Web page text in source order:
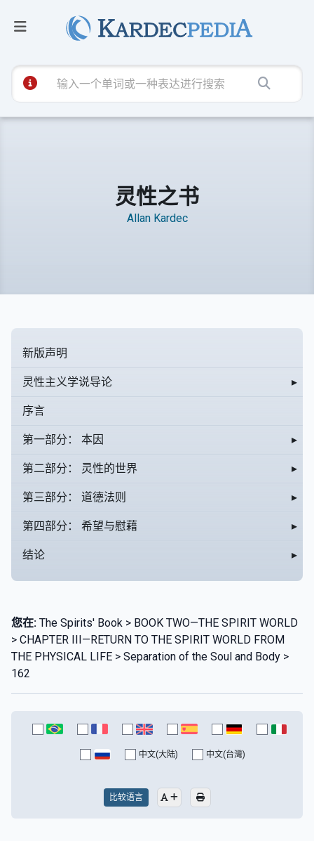
灵性之书
Allan Kardec
新版声明
灵性主义学说导论 ▸
序言
第一部分： 本因 ▸
第二部分： 灵性的世界 ▸
第三部分： 道德法则 ▸
第四部分： 希望与慰藉 ▸
结论 ▸
您在: The Spirits' Book > BOOK TWO—THE SPIRIT WORLD
> CHAPTER III—RETURN TO THE SPIRIT WORLD FROM
THE PHYSICAL LIFE > Separation of the Soul and Body >
162
中文(大陆) 中文(台灣)
比较语言